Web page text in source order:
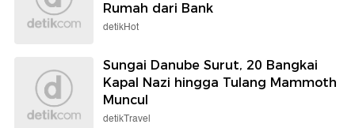
Rumah dari Bank
detikHot
Sungai Danube Surut, 20 Bangkai
Kapal Nazi hingga Tulang Mammoth
Muncul
detikTravel